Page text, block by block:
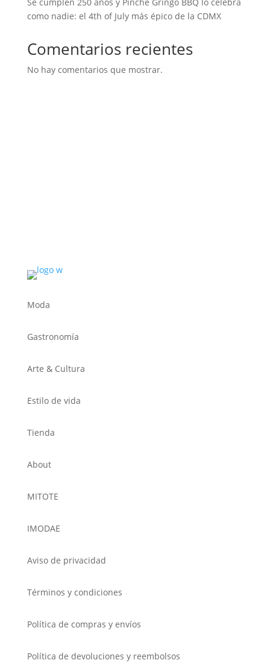
como nadie: el 4th of July más épico de la CDMX
Comentarios recientes
No hay comentarios que mostrar.
Moda
Gastronomía
Arte & Cultura
Estilo de vida
Tienda
About
MITOTE
IMODAE
Aviso de privacidad
Términos y condiciones
Política de compras y envíos
Política de devoluciones y reembolsos